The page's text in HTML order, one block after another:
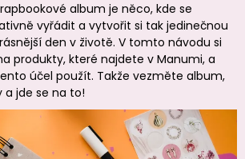
album je něco, kde se
vyřádit a vytvořit si tak jedinečnou
den v životě. V tomto návodu si
produkty, které najdete v Manumi, a
účel použít. Takže vezměte album,
a jde se na to!